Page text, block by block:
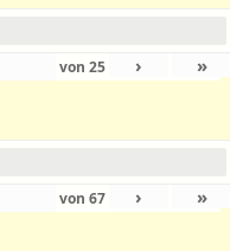
von25 › »
von67 › »